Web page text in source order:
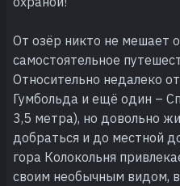
От озёр никто не мешает
самостоятельное
Относительно недалеко
Гумбольда и ещё один –
3,5 метра), но довольно
добраться и до местной
гора Колокольня
своим необычным видом, в